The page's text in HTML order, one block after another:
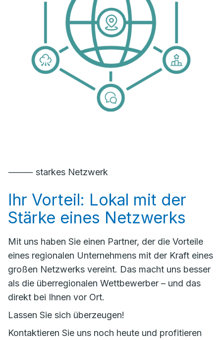
⸻ starkes Netzwerk
Ihr Vorteil: Lokal mit der
Stärke eines Netzwerks
Mit uns haben Sie einen Partner, der die Vorteile
eines regionalen Unternehmens mit der Kraft eines
großen Netzwerks vereint. Das macht uns besser
als die überregionalen Wettbewerber – und das
direkt bei Ihnen vor Ort.
Lassen Sie sich überzeugen!
Kontaktieren Sie uns noch heute und profitieren